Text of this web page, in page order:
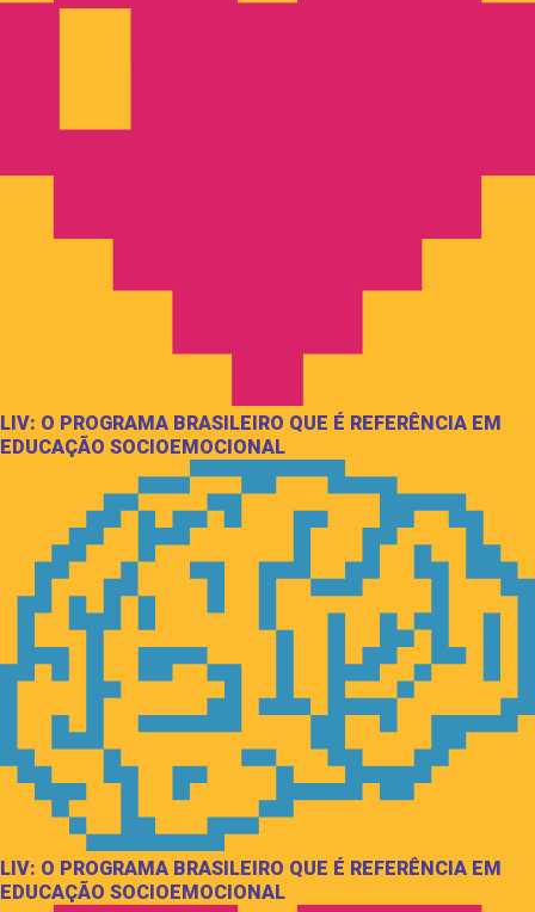
LIV: O PROGRAMA BRASILEIRO QUE É REFERÊNCIA EM
EDUCAÇÃO SOCIOEMOCIONAL
LIV: O PROGRAMA BRASILEIRO QUE É REFERÊNCIA EM
EDUCAÇÃO SOCIOEMOCIONAL